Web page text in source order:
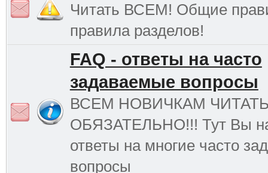
Читать ВСЕМ! Общие
правила разделов!
FAQ - ответы на часто
задаваемые вопросы
ВСЕМ НОВИЧКАМ
ОБЯЗАТЕЛЬНО!!! Тут Вы
ответы на многие часто
вопросы